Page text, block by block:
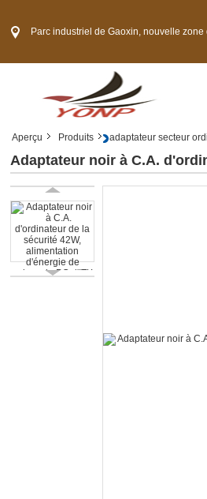
Parc industriel de Gaoxin, nouvelle zone de
Aperçu Produits adaptateur secteur
Adaptateur noir à C.A.